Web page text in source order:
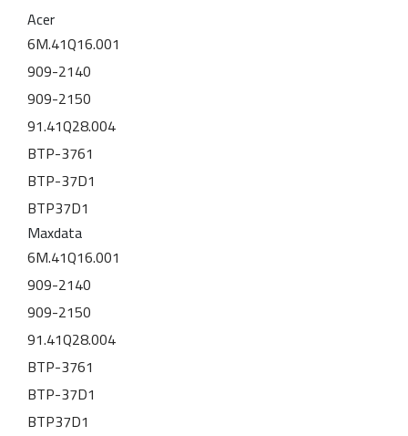
Acer
6M.41Q16.001
909-2140
909-2150
91.41Q28.004
BTP-3761
BTP-37D1
BTP37D1
Maxdata
6M.41Q16.001
909-2140
909-2150
91.41Q28.004
BTP-3761
BTP-37D1
BTP37D1